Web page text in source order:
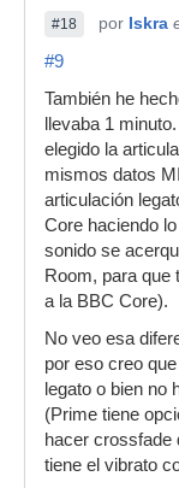
#18 por Iskra
#9
También he
llevaba 1
elegido la
mismos datos
articulación
Core haciendo
sonido se
Room, para que
a la BBC Core).
No veo esa
por eso creo
legato o bien no
(Prime tiene
hacer crossfade
tiene el vibrato